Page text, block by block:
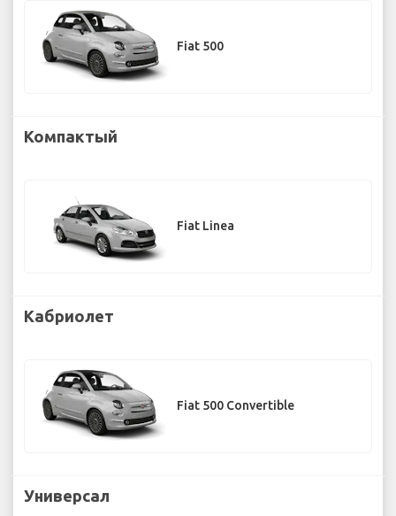
Fiat 500
Компактый
Fiat Linea
Кабриолет
Fiat 500 Convertible
Универсал